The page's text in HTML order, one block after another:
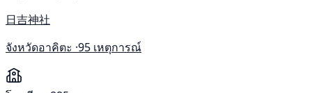
日吉神社
จังหวัดอาคิตะ ·95 เหตุการณ์